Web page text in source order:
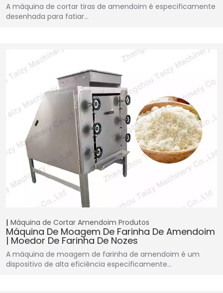
A máquina de cortar tiras de amendoim é especificamente
desenhada para fatiar…
Máquina de Cortar Amendoim Produtos
Máquina De Moagem De Farinha De Amendoim
| Moedor De Farinha De Nozes
A máquina de moagem de farinha de amendoim é um
dispositivo de alta eficiência especificamente…